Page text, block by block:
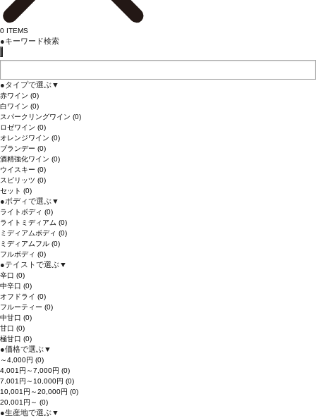
0 ITEMS
●キーワード検索
●タイプで選ぶ▼
赤ワイン (0)
白ワイン (0)
スパークリングワイン (0)
ロゼワイン (0)
オレンジワイン (0)
ブランデー (0)
酒精強化ワイン (0)
ウイスキー (0)
スピリッツ (0)
セット (0)
●ボディで選ぶ▼
ライトボディ (0)
ライトミディアム (0)
ミディアムボディ (0)
ミディアムフル (0)
フルボディ (0)
●テイストで選ぶ▼
辛口 (0)
中辛口 (0)
オフドライ (0)
フルーティー (0)
中甘口 (0)
甘口 (0)
極甘口 (0)
●価格で選ぶ▼
～4,000円 (0)
4,001円～7,000円 (0)
7,001円～10,000円 (0)
10,001円～20,000円 (0)
20,001円～ (0)
●生産地で選ぶ▼